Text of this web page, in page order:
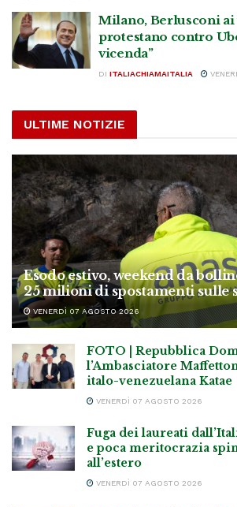
Milano, Berlusconi ai
protestano contro
vicenda”
DI ITALIACHIAMAITALIA
ULTIME NOTIZIE
Esodo estivo, weekend da
25 milioni di spostamenti sulle
VENERDÌ 07 AGOSTO 2026
FOTO | Repubblica
l’Ambasciatore
italo-venezuelana Katae
VENERDÌ 07 AGOSTO 2026
Fuga dei laureati
e poca meritocrazia
all’estero
VENERDÌ 07 AGOSTO 2026